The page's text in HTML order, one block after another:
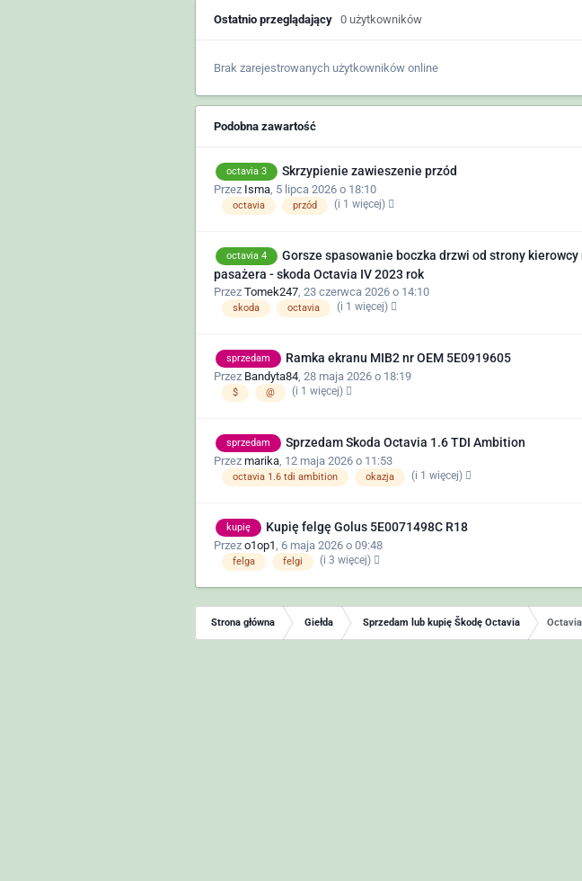
Ostatnio przeglądający 0 użytkowników
Brak zarejestrowanych użytkowników online
Podobna zawartość
octavia 3 Skrzypienie zawieszenie przód
Przez Isma, 5 lipca 2026 o 18:10
octavia przód (i 1 więcej)
octavia 4
Gorsze spasowanie boczka drzwi od strony kierowcy
pasażera - skoda Octavia IV 2023 rok
Przez Tomek247, 23 czerwca 2026 o 14:10
skoda octavia (i 1 więcej)
sprzedam Ramka ekranu MIB2 nr OEM 5E0919605
Przez Bandyta84, 28 maja 2026 o 18:19
$ @ (i 1 więcej)
sprzedam Sprzedam Skoda Octavia 1.6 TDI Ambition
Przez marika, 12 maja 2026 o 11:53
octavia 1.6 tdi ambition okazja (i 1 więcej)
kupię Kupię felgę Golus 5E0071498C R18
Przez o1op1, 6 maja 2026 o 09:48
felga felgi (i 3 więcej)
Strona główna Giełda Sprzedam lub kupię Škodę Octavia Octavia